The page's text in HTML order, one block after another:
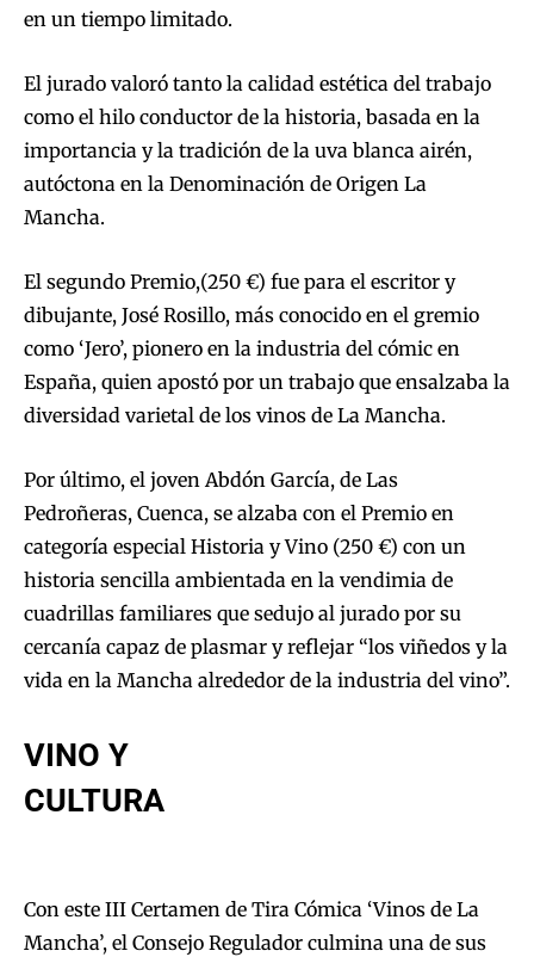
en un tiempo limitado.
El jurado valoró tanto la calidad estética del trabajo
como el hilo conductor de la historia, basada en la
importancia y la tradición de la uva blanca airén,
autóctona en la Denominación de Origen La
Mancha.
El segundo Premio,(250 €) fue para el escritor y
dibujante, José Rosillo, más conocido en el gremio
como ‘Jero’, pionero en la industria del cómic en
España, quien apostó por un trabajo que ensalzaba la
diversidad varietal de los vinos de La Mancha.
Por último, el joven Abdón García, de Las
Pedroñeras, Cuenca, se alzaba con el Premio en
categoría especial Historia y Vino (250 €) con un
historia sencilla ambientada en la vendimia de
cuadrillas familiares que sedujo al jurado por su
cercanía capaz de plasmar y reflejar “los viñedos y la
vida en la Mancha alrededor de la industria del vino”.
VINO Y
CULTURA
Con este III Certamen de Tira Cómica ‘Vinos de La
Mancha’, el Consejo Regulador culmina una de sus